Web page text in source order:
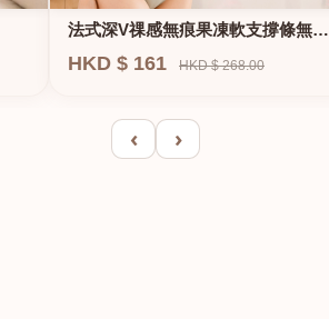
法式深V祼感無痕果凍軟支撐條無鋼
圈內衣
HKD $ 161 HKD $ 268.00
‹ ›